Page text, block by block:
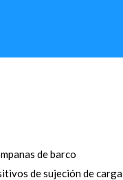
de barco
de sujeción de carga